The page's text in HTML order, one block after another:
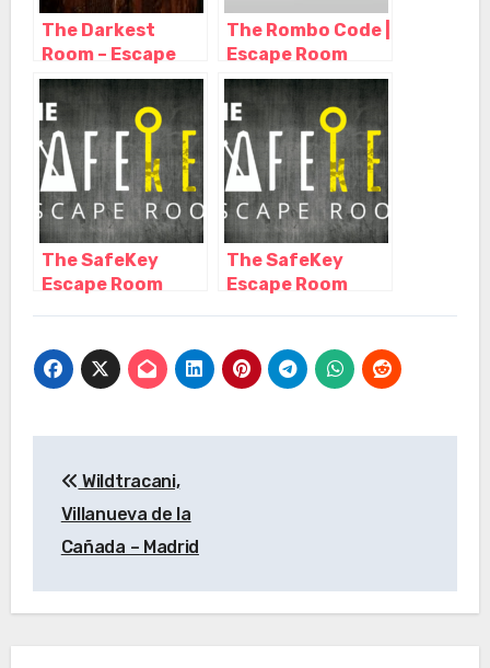
The Darkest
Room – Escape
Room Madrid,
Madrid – Madrid
The Rombo Code |
Escape Room
Madrid, Madrid –
Madrid
The SafeKey
Escape Room
The SafeKey
Escape Room
de
entradas
Wildtracani,
Villanueva de la
Cañada – Madrid